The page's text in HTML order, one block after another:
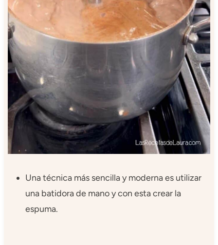
Una técnica más sencilla y moderna es utilizar
una batidora de mano y con esta crear la
espuma.